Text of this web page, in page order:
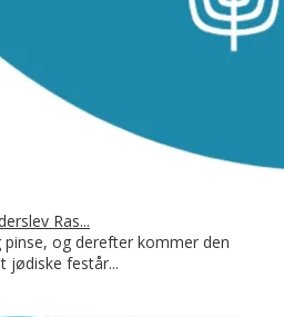
Ras...
og derefter kommer den
jødiske festår...